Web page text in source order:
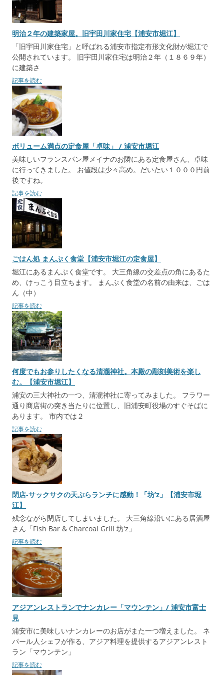
シ
ョ
ン
明治２年の建築家屋。旧宇田川家住宅【浦安市堀江】
「旧宇田川家住宅」と呼ばれる浦安市指定有形文化財が堀江で
公開されています。 旧宇田川家住宅は明治２年（１８６９年）
に建築さ
記事を読む
ボリューム満点の定食屋「卓味」 / 浦安市堀江
美味しいフランスパン屋メイナのお隣にある定食屋さん、卓味
に行ってきました。 お値段は少々高め。だいたい１０００円前
後ですね。
記事を読む
ごはん処 まんぷく食堂【浦安市堀江の定食屋】
堀江にあるまんぷく食堂です。 大三角線の交差点の角にあるた
め、けっこう目立ちます。 まんぷく食堂の名前の由来は、ごは
ん（中）
記事を読む
何度でもお参りしたくなる清瀧神社。本殿の彫刻美術を楽し
む。【浦安市堀江】
浦安の三大神社の一つ、清瀧神社に寄ってみました。 フラワー
通り商店街の突き当たりに位置し、旧浦安町役場のすぐそばに
あります。 市内では２
記事を読む
閉店-サックサクの天ぷらランチに感動！「坊’z」【浦安市堀
江】
残念ながら閉店してしまいました。 大三角線沿いにある居酒屋
さん「Fish Bar & Charcoal Grill 坊'z」
記事を読む
アジアンレストランでナンカレー「マウンテン」/ 浦安市富士
見
浦安市に美味しいナンカレーのお店がまた一つ増えました。 ネ
パール人シェフが作る、アジア料理を提供するアジアンレスト
ラン「マウンテン」
記事を読む